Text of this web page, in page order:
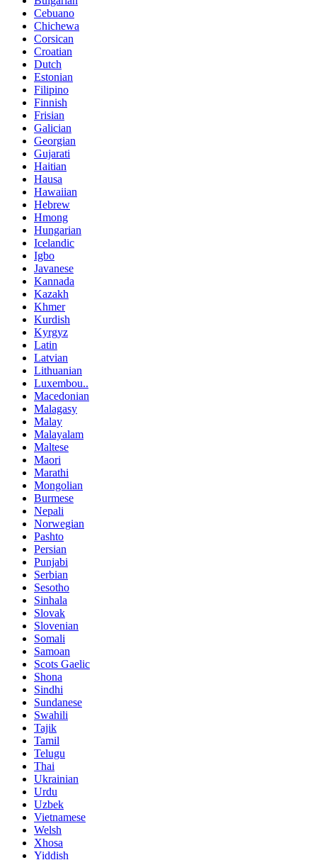
Cebuano
Chichewa
Corsican
Croatian
Dutch
Estonian
Filipino
Finnish
Frisian
Galician
Georgian
Gujarati
Haitian
Hausa
Hawaiian
Hebrew
Hmong
Hungarian
Icelandic
Igbo
Javanese
Kannada
Kazakh
Khmer
Kurdish
Kyrgyz
Latin
Latvian
Lithuanian
Luxembou..
Macedonian
Malagasy
Malay
Malayalam
Maltese
Maori
Marathi
Mongolian
Burmese
Nepali
Norwegian
Pashto
Persian
Punjabi
Serbian
Sesotho
Sinhala
Slovak
Slovenian
Somali
Samoan
Scots Gaelic
Shona
Sindhi
Sundanese
Swahili
Tajik
Tamil
Telugu
Thai
Ukrainian
Urdu
Uzbek
Vietnamese
Welsh
Xhosa
Yiddish